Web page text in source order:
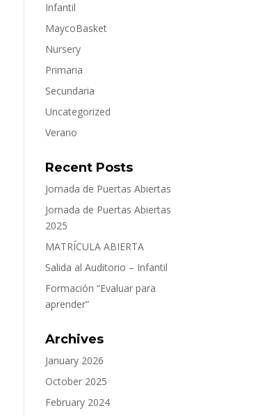
Infantil
MaycoBasket
Nursery
Primaria
Secundaria
Uncategorized
Verano
Recent Posts
Jornada de Puertas Abiertas
Jornada de Puertas Abiertas
2025
MATRÍCULA ABIERTA
Salida al Auditorio – Infantil
Formación “Evaluar para
aprender”
Archives
January 2026
October 2025
February 2024